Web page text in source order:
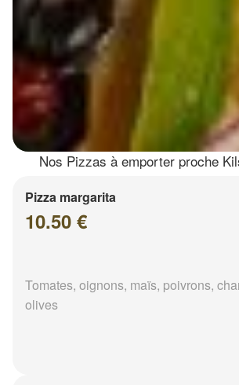
Nos Pizzas à emporter proche
Pizza margarita
10.50 €
Tomates, oignons, maïs, poivrons,
olives